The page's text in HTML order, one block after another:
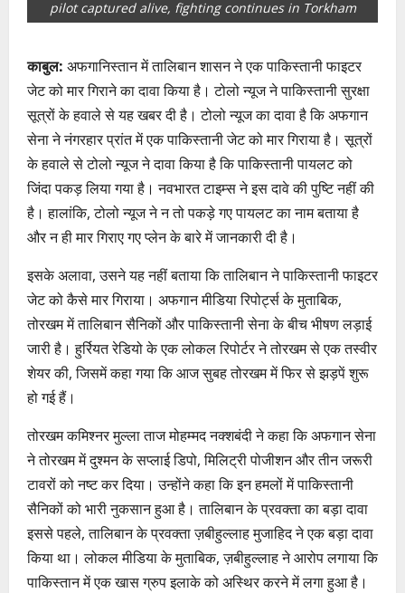
pilot captured alive, fighting continues in Torkham
काबुल: अफगानिस्तान में तालिबान शासन ने एक पाकिस्तानी फाइटर
जेट को मार गिराने का दावा किया है। टोलो न्यूज ने पाकिस्तानी सुरक्षा
सूत्रों के हवाले से यह खबर दी है। टोलो न्यूज का दावा है कि अफगान
सेना ने नंगरहार प्रांत में एक पाकिस्तानी जेट को मार गिराया है। सूत्रों
के हवाले से टोलो न्यूज ने दावा किया है कि पाकिस्तानी पायलट को
जिंदा पकड़ लिया गया है। नवभारत टाइम्स ने इस दावे की पुष्टि नहीं की
है। हालांकि, टोलो न्यूज ने न तो पकड़े गए पायलट का नाम बताया है
और न ही मार गिराए गए प्लेन के बारे में जानकारी दी है।
इसके अलावा, उसने यह नहीं बताया कि तालिबान ने पाकिस्तानी फाइटर
जेट को कैसे मार गिराया। अफगान मीडिया रिपोर्ट्स के मुताबिक,
तोरखम में तालिबान सैनिकों और पाकिस्तानी सेना के बीच भीषण लड़ाई
जारी है। हुर्रियत रेडियो के एक लोकल रिपोर्टर ने तोरखम से एक तस्वीर
शेयर की, जिसमें कहा गया कि आज सुबह तोरखम में फिर से झड़पें शुरू
हो गई हैं।
तोरखम कमिश्नर मुल्ला ताज मोहम्मद नक्शबंदी ने कहा कि अफगान सेना
ने तोरखम में दुश्मन के सप्लाई डिपो, मिलिट्री पोजीशन और तीन जरूरी
टावरों को नष्ट कर दिया। उन्होंने कहा कि इन हमलों में पाकिस्तानी
सैनिकों को भारी नुकसान हुआ है। तालिबान के प्रवक्ता का बड़ा दावा
इससे पहले, तालिबान के प्रवक्ता ज़बीहुल्लाह मुजाहिद ने एक बड़ा दावा
किया था। लोकल मीडिया के मुताबिक, ज़बीहुल्लाह ने आरोप लगाया कि
पाकिस्तान में एक खास ग्रुप इलाके को अस्थिर करने में लगा हुआ है।